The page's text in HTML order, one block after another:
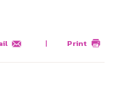
| Print